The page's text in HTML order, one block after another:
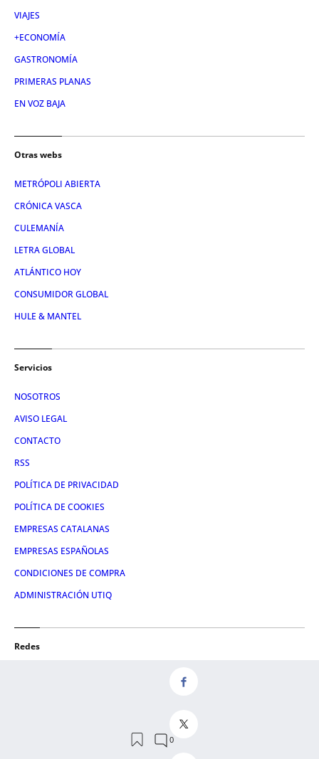
VIAJES
+ECONOMÍA
GASTRONOMÍA
PRIMERAS PLANAS
EN VOZ BAJA
Otras webs
METRÓPOLI ABIERTA
CRÓNICA VASCA
CULEMANÍA
LETRA GLOBAL
ATLÁNTICO HOY
CONSUMIDOR GLOBAL
HULE & MANTEL
Servicios
NOSOTROS
AVISO LEGAL
CONTACTO
RSS
POLÍTICA DE PRIVACIDAD
POLÍTICA DE COOKIES
EMPRESAS CATALANAS
EMPRESAS ESPAÑOLAS
CONDICIONES DE COMPRA
ADMINISTRACIÓN UTIQ
Redes